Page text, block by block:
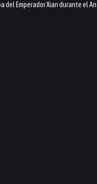
Emperador Xian durante el